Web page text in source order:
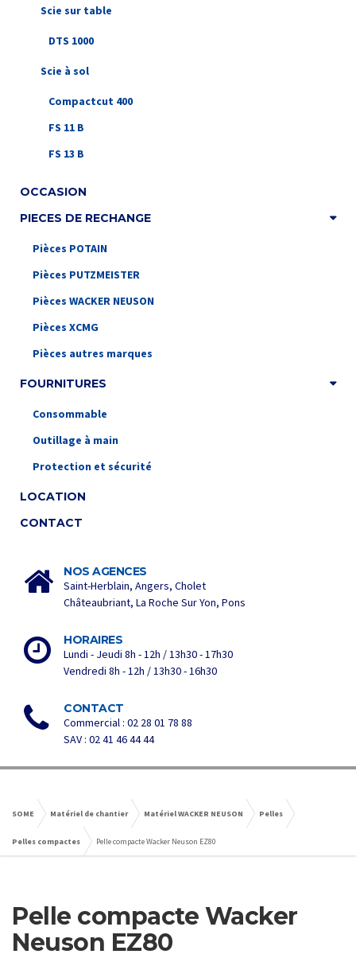
Scie sur table
DTS 1000
Scie à sol
Compactcut 400
FS 11 B
FS 13 B
OCCASION
PIECES DE RECHANGE
Pièces POTAIN
Pièces PUTZMEISTER
Pièces WACKER NEUSON
Pièces XCMG
Pièces autres marques
FOURNITURES
Consommable
Outillage à main
Protection et sécurité
LOCATION
CONTACT
NOS AGENCES
Saint-Herblain, Angers, Cholet
Châteaubriant, La Roche Sur Yon, Pons
HORAIRES
Lundi - Jeudi 8h - 12h / 13h30 - 17h30
Vendredi 8h - 12h / 13h30 - 16h30
CONTACT
Commercial : 02 28 01 78 88
SAV : 02 41 46 44 44
SOME Matériel de chantier Matériel WACKER NEUSON Pelles
Pelles compactes Pelle compacte Wacker Neuson EZ80
Pelle compacte Wacker
Neuson EZ80